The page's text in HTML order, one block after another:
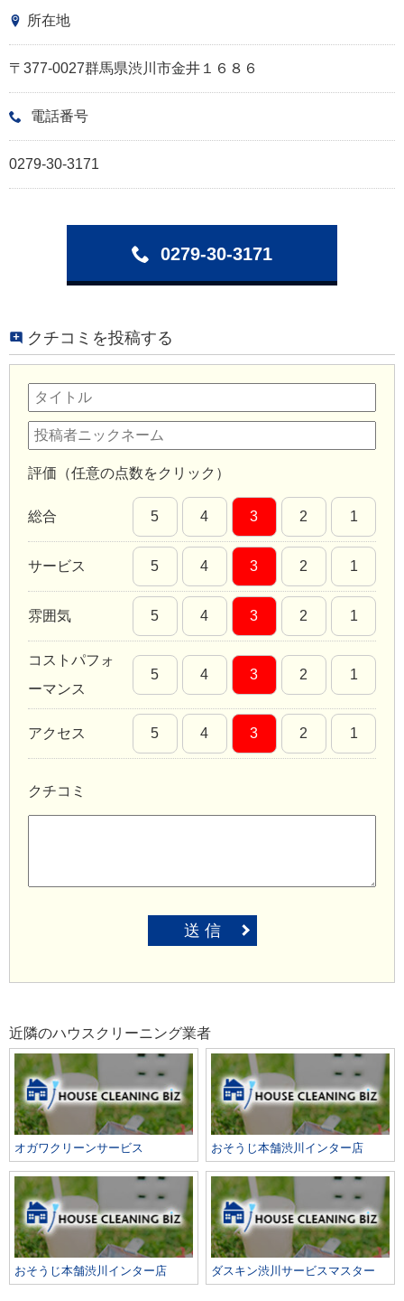
所在地
〒377-0027群馬県渋川市金井１６８６
電話番号
0279-30-3171
0279-30-3171
クチコミを投稿する
評価（任意の点数をクリック）
総合 5 4 3 2 1
サービス 5 4 3 2 1
雰囲気 5 4 3 2 1
コストパフォ
ーマンス
5 4 3 2 1
アクセス 5 4 3 2 1
クチコミ
送 信
近隣のハウスクリーニング業者
オガワクリーンサービス おそうじ本舗渋川インター店
おそうじ本舗渋川インター店 ダスキン渋川サービスマスター